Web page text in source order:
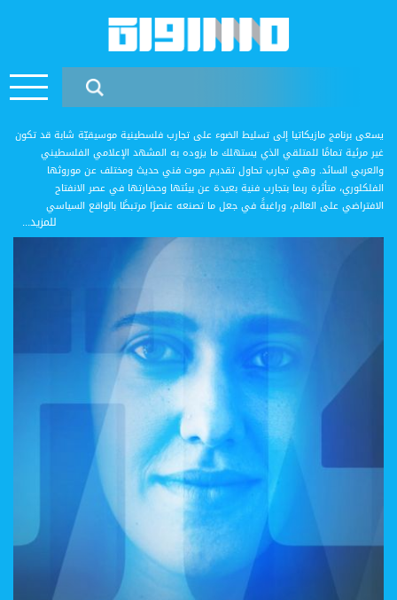
يسعى برنامج مازيكاتيا إلى تسليط الضوء على تجارب فلسطينية موسيقيّة شابة قد تكون
غير مرئية تمامًا للمتلقي الذي يستهلك ما يزوده به المشهد الإعلامي الفلسطيني
والعربي السائد. وهي تجارب تحاول تقديم صوت فني حديث ومختلف عن موروثها
الفلكلوري، متأثرة ربما بتجارب فنية بعيدة عن بيئتها وحضارتها في عصر الانفتاح
الافتراضي على العالم، وراغبةً في جعل ما تصنعه عنصرًا مرتبطًا بالواقع السياسي
للمزيد...